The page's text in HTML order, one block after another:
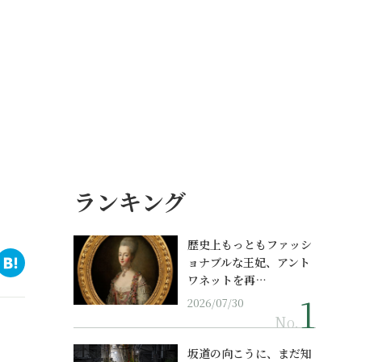
ランキング
歴史上もっともファッシ
ョナブルな王妃、アント
ワネットを再…
2026/07/30
No.
坂道の向こうに、まだ知